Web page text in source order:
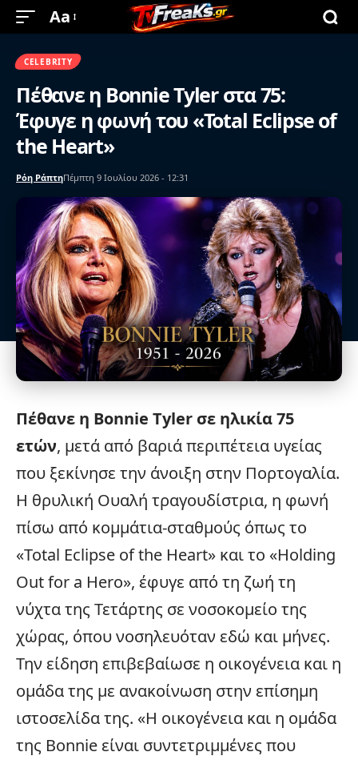
Aa
CELEBRITY
Πέθανε η Bonnie Tyler στα 75:
Έφυγε η φωνή του «Total Eclipse of
the Heart»
Ρόη ΡάπτηΠέμπτη 9 Ιουλίου 2026 - 12:31
Πέθανε η Bonnie Tyler σε ηλικία 75
ετών, μετά από βαριά περιπέτεια υγείας
που ξεκίνησε την άνοιξη στην Πορτογαλία.
Η θρυλική Ουαλή τραγουδίστρια, η φωνή
πίσω από κομμάτια-σταθμούς όπως το
«Total Eclipse of the Heart» και το «Holding
Out for a Hero», έφυγε από τη ζωή τη
νύχτα της Τετάρτης σε νοσοκομείο της
χώρας, όπου νοσηλευόταν εδώ και μήνες.
Την είδηση επιβεβαίωσε η οικογένεια και η
ομάδα της με ανακοίνωση στην επίσημη
ιστοσελίδα της. «Η οικογένεια και η ομάδα
της Bonnie είναι συντετριμμένες που